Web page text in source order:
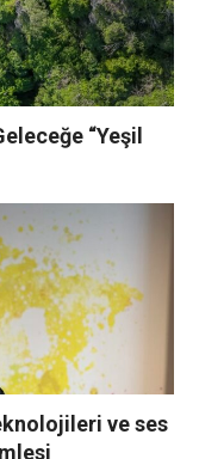
“Yeşil
ve ses